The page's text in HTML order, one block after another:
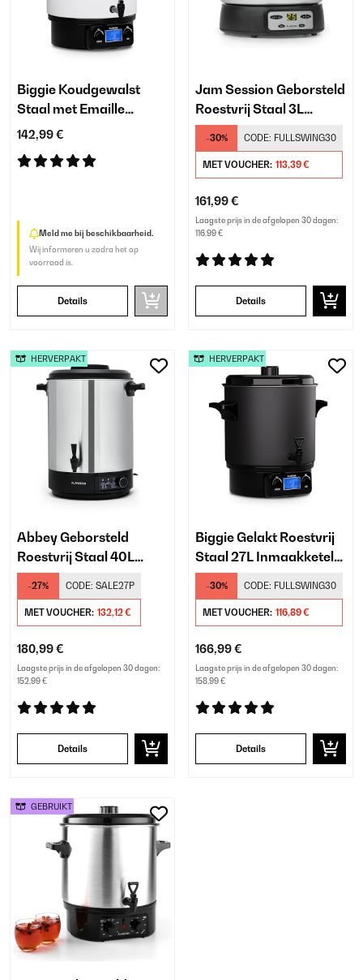
Biggie Koudgewalst
Staal met Emaille
Coating 27L
Wit
142,99 €
Meld me bij beschikbaarheid.
Wij informeren u zodra het op
voorraad is.
Details
Jam Session Geborsteld
Roestvrij Staal 3L
Inmaakketel Digitaal
Zilver
-30% CODE: FULLSWING30
MET VOUCHER: 113,39 €
161,99 €
Laagste prijs in de afgelopen 30 dagen:
116,99 €
Details
Abbey Geborsteld
Roestvrij Staal 40L
Inmaakketel Digitaal
Zilver
-27% CODE: SALE27P
MET VOUCHER: 132,12 €
180,99 €
Laagste prijs in de afgelopen 30 dagen:
152,99 €
Details
HERVERPAKT
Biggie Gelakt Roestvrij
Staal 27L Inmaakketel
Digitaal Zwart
-30% CODE: FULLSWING30
MET VOUCHER: 116,89 €
166,99 €
Laagste prijs in de afgelopen 30 dagen:
158,99 €
Details
HERVERPAKT
GEBRUIKT